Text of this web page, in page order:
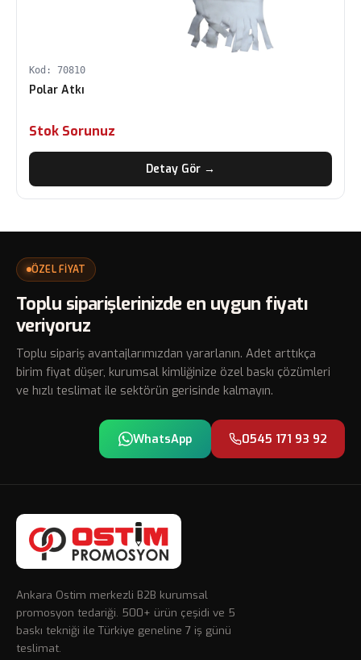
Kod: 70810
Polar Atkı
Stok Sorunuz
Detay Gör →
ÖZEL FİYAT
Toplu siparişlerinizde en uygun fiyatı
veriyoruz
Toplu sipariş avantajlarımızdan yararlanın. Adet arttıkça
birim fiyat düşer, kurumsal kimliğinize özel baskı çözümleri
ve hızlı teslimat ile sektörün gerisinde kalmayın.
WhatsApp 0545 171 93 92
Ankara Ostim merkezli B2B kurumsal
promosyon tedariği. 500+ ürün çeşidi ve 5
baskı tekniği ile Türkiye geneline 7 iş günü
teslimat.